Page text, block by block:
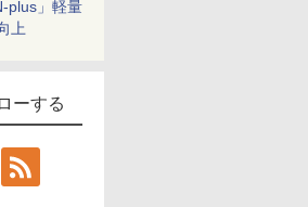
plus」軽量
上
ーする